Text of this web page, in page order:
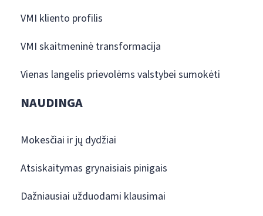
VMI kliento profilis
VMI skaitmeninė transformacija
Vienas langelis prievolėms valstybei sumokėti
NAUDINGA
Mokesčiai ir jų dydžiai
Atsiskaitymas grynaisiais pinigais
Dažniausiai užduodami klausimai